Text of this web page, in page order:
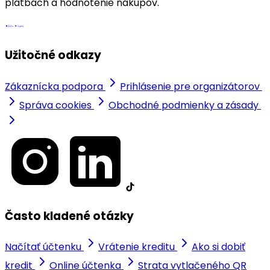
platbách a hodnotenie nákupov.
Užitočné odkazy
Zákaznícka podpora
Prihlásenie pre organizátorov
Správa cookies
Obchodné podmienky a zásady
Často kladené otázky
Načítať účtenku Vrátenie kreditu
Ako si dobiť
kredit
Online účtenka Strata vytlačeného QR